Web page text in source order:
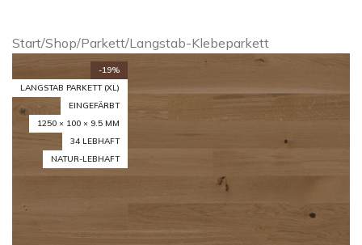
Start/Shop/Parkett/Langstab-Klebeparkett
-19%
LANGSTAB PARKETT (XL)
EINGEFÄRBT
1250 × 100 × 9.5 MM
34 LEBHAFT
NATUR-LEBHAFT